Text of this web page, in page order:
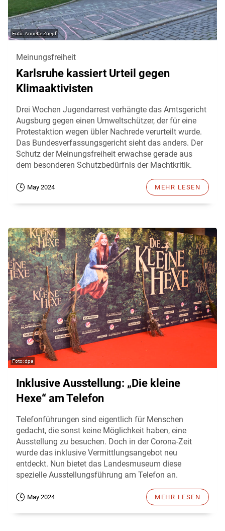
Annette Zoepf
Meinungsfreiheit
Karlsruhe kassiert Urteil gegen
Klimaaktivisten
Drei Wochen Jugendarrest verhängte das Amtsgericht
Augsburg gegen einen Umweltschützer, der für eine
Protestaktion wegen übler Nachrede verurteilt wurde.
Das Bundesverfassungsgericht sieht das anders. Der
Schutz der Meinungsfreiheit erwachse gerade aus
dem besonderen Schutzbedürfnis der Machtkritik.
May 2024 MEHR LESEN
dpa
Inklusive Ausstellung: „Die kleine
Hexe“ am Telefon
Telefonführungen sind eigentlich für Menschen
gedacht, die sonst keine Möglichkeit haben, eine
Ausstellung zu besuchen. Doch in der Corona-Zeit
wurde das inklusive Vermittlungsangebot neu
entdeckt. Nun bietet das Landesmuseum diese
spezielle Ausstellungsführung am Telefon an.
May 2024 MEHR LESEN